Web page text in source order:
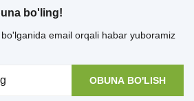
bo'ling!
email orqali habar yuboramiz
OBUNA BO'LISH